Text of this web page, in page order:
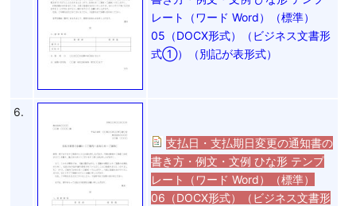
レート（ワード Word）（標準）
05（DOCX形式）（ビジネス文書形
式①）（別記が表形式）
6.
支払日・支払期日変更の通知書の
書き方・例文・文例 ひな形 テンプ
レート（ワード Word）（標準）
06（DOCX形式）（ビジネス文書形